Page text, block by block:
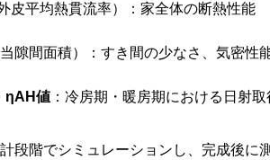
外皮平均熱貫流率）：家全体の断熱性能
当隙間面積）：すき間の少なさ、気密性
ηAH値 ：冷房期・暖房期における日射取
段階でシミュレーションし、完成後に